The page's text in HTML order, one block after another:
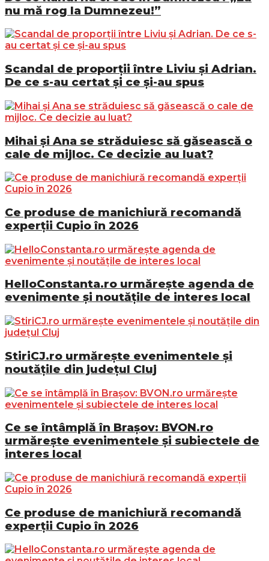
nu mă rog la Dumnezeu!”
Scandal de proporții între Liviu și Adrian.
De ce s-au certat și ce și-au spus
Mihai și Ana se străduiesc să găsească o
cale de mijloc. Ce decizie au luat?
Ce produse de manichiură recomandă
experții Cupio în 2026
HelloConstanta.ro urmărește agenda de
evenimente și noutățile de interes local
StiriCJ.ro urmărește evenimentele și
noutățile din județul Cluj
Ce se întâmplă în Brașov: BVON.ro
urmărește evenimentele și subiectele de
interes local
Ce produse de manichiură recomandă
experții Cupio în 2026